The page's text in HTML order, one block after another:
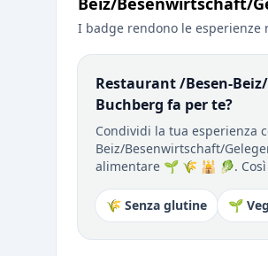
I badge rendono le esperienze
Restaurant /Besen-
Buchberg fa per te?
Condividi la tua esperienza
Beiz/Besenwirtschaft/
alimentare 🌱 🌾 🕌 🥬.
🌾 Senza glutine 🌱